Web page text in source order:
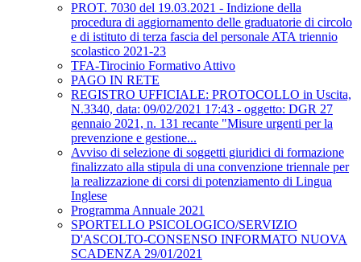
PROT. 7030 del 19.03.2021 - Indizione della
procedura di aggiornamento delle graduatorie di circolo
e di istituto di terza fascia del personale ATA triennio
scolastico 2021-23
TFA-Tirocinio Formativo Attivo
PAGO IN RETE
REGISTRO UFFICIALE: PROTOCOLLO in Uscita,
N.3340, data: 09/02/2021 17:43 - oggetto: DGR 27
gennaio 2021, n. 131 recante "Misure urgenti per la
prevenzione e gestione...
Avviso di selezione di soggetti giuridici di formazione
finalizzato alla stipula di una convenzione triennale per
la realizzazione di corsi di potenziamento di Lingua
Inglese
Programma Annuale 2021
SPORTELLO PSICOLOGICO/SERVIZIO
D'ASCOLTO-CONSENSO INFORMATO NUOVA
SCADENZA 29/01/2021